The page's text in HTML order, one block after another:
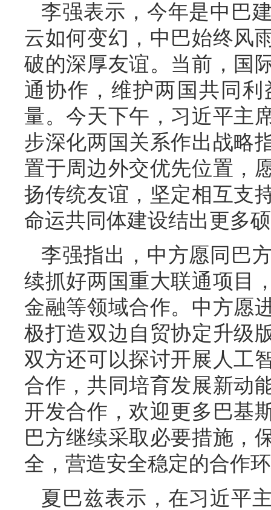
李强表示，今年是中巴
云如何变幻，中巴始终风
破的深厚友谊。当前，国
通协作，维护两国共同
量。今天下午，习近平主
步深化两国关系作出战略
置于周边外交优先位置，
扬传统友谊，坚定相互支
命运共同体建设结出更多
李强指出，中方愿同巴
续抓好两国重大联通项目
金融等领域合作。中方愿
极打造双边自贸协定升级
双方还可以探讨开展人工
合作，共同培育发展新动
开发合作，欢迎更多巴基
巴方继续采取必要措施，
全，营造安全稳定的合作
夏巴兹表示，在习近平